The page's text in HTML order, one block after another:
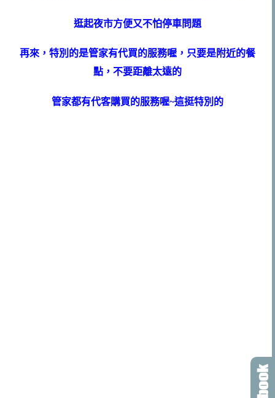
逛起夜市方便又不怕停車問題
再來，特別的是管家有代買的服務喔，只要是附近的餐
點，不要距離太遠的
管家都有代客購買的服務喔~這挺特別的